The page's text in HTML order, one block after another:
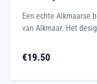
Een echte Alkmaarse
van Alkmaar. Het
€19.50